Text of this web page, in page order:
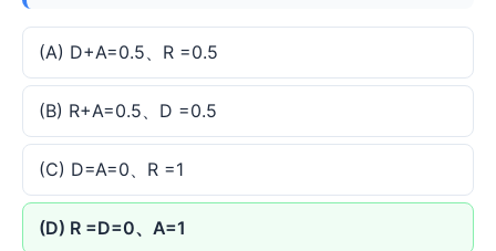
(A) D+A=0.5、R =0.5
(B) R+A=0.5、D =0.5
(C) D=A=0、R =1
(D) R =D=0、A=1